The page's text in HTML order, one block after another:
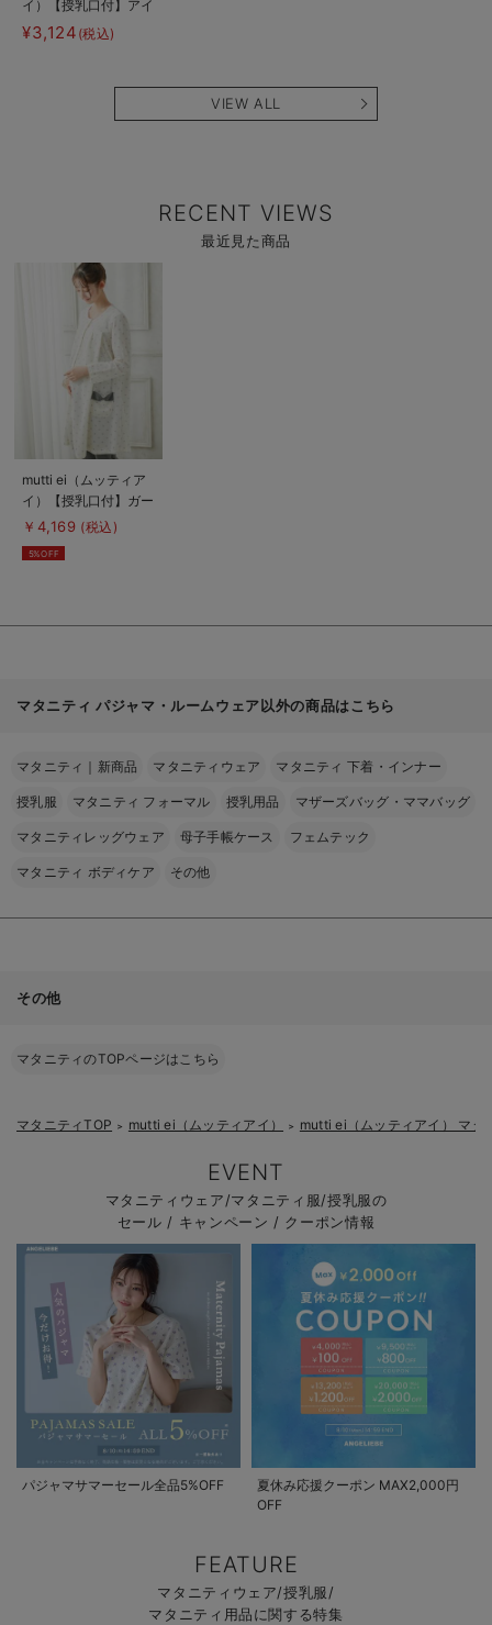
イ）【授乳口付】アイ
スクリーム柄半袖ネグ
リジェ
¥3,124 (税込)
VIEW ALL
RECENT VIEWS
最近見た商品
商
品
詳
を
見
る
mutti ei（ムッティア
イ）【授乳口付】ガー
ゼ裏毛ドットプリント
×スムース無地パンツ
￥4,169 (税込)
5%OFF
マタニティ パジャマ・ルームウェア以外の商品はこちら
マタニティ｜新商品 マタニティウェア マタニティ 下着・インナー
授乳服 マタニティ フォーマル 授乳用品 マザーズバッグ・ママバッグ
マタニティレッグウェア 母子手帳ケース フェムテック
マタニティ ボディケア その他
その他
マタニティのTOPページはこちら
マタニティTOP ＞ mutti ei（ムッティアイ） ＞ mutti ei（ムッティアイ） マタ
EVENT
マタニティウェア/マタニティ服/授乳服の
セール / キャンペーン / クーポン情報
パジャマサマーセール全品5%OFF
夏休み応援クーポン MAX2,000円
OFF
FEATURE
マタニティウェア/授乳服/
マタニティ用品に関する特集